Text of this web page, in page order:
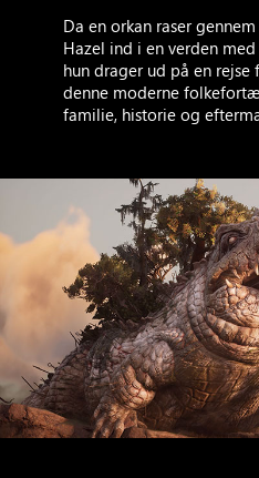
Da en orkan raser
Hazel ind i en verden
hun drager ud på en rejse
denne moderne
familie, historie og